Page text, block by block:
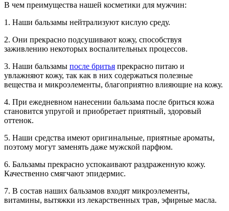
В чем преимущества нашей косметики для мужчин:
1. Наши бальзамы нейтрализуют кислую среду.
2. Они прекрасно подсушивают кожу, способствуя
заживлению некоторых воспалительных процессов.
3. Наши бальзамы после бритья прекрасно питаю и
увлажняют кожу, так как в них содержаться полезные
вещества и микроэлементы, благоприятно влияющие на кожу.
4. При ежедневном нанесении бальзама после бриться кожа
становится упругой и приобретает приятный, здоровый
оттенок.
5. Наши средства имеют оригинальные, приятные ароматы,
поэтому могут заменять даже мужской парфюм.
6. Бальзамы прекрасно успокаивают раздраженную кожу.
Качественно смягчают эпидермис.
7. В состав наших бальзамов входят микроэлементы,
витамины, вытяжки из лекарственных трав, эфирные масла.